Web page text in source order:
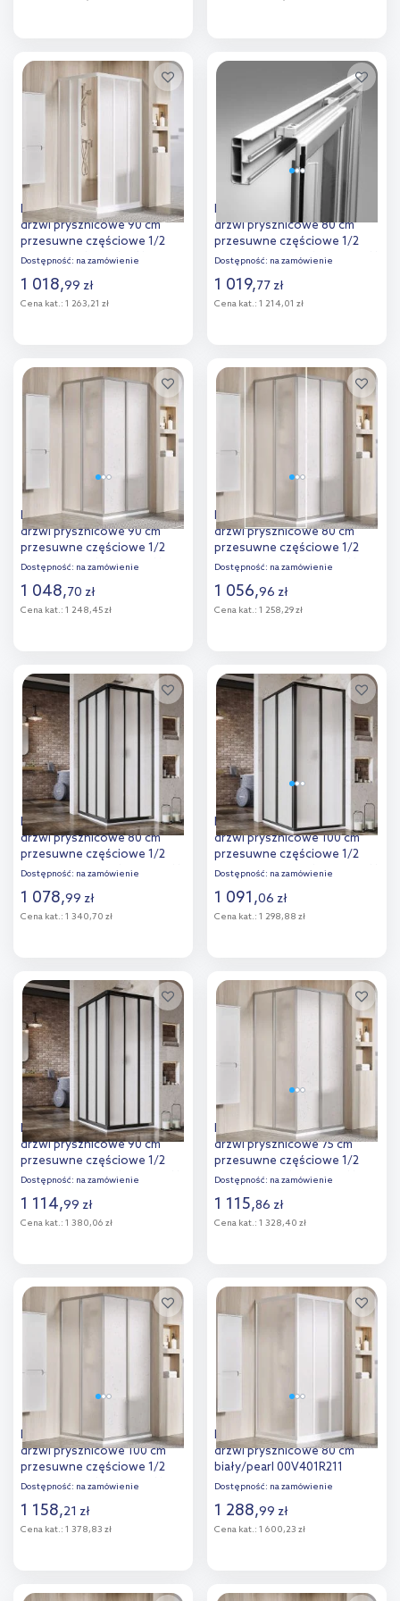
Dodaj do
porównania porównania
Ravak Supernova ASRV3-90
drzwi prysznicowe 90 cm
przesuwne częściowe 1/2
biały/pearl 15V701R211
Dostępność: na zamówienie
1 018,99 zł
Cena kat.: 1 263,21 zł
Dodaj do
porównania
Ravak Supernova SRV2-80 S
drzwi prysznicowe 80 cm
przesuwne częściowe 1/2
czarny mat/pearl 14V403O211
Dostępność: na zamówienie
1 019,77 zł
Cena kat.: 1 214,01 zł
Dodaj do
porównania
Ravak Supernova SRV2-90 S
drzwi prysznicowe 90 cm
przesuwne częściowe 1/2
satyna/pearl 14V70UO211
Dostępność: na zamówienie
1 048,70 zł
Cena kat.: 1 248,45 zł
Dodaj do
porównania
Ravak Supernova SRV2-80 S
drzwi prysznicowe 80 cm
przesuwne częściowe 1/2
satyna/pearl 14V40UO211
Dostępność: na zamówienie
1 056,96 zł
Cena kat.: 1 258,29 zł
Dodaj do
porównania
Ravak Supernova ASRV3-80
drzwi prysznicowe 80 cm
przesuwne częściowe 1/2
czarny mat/pearl 15V403R211
Dostępność: na zamówienie
1 078,99 zł
Cena kat.: 1 340,70 zł
Dodaj do
porównania
Ravak Supernova SRV2-100 S
drzwi prysznicowe 100 cm
przesuwne częściowe 1/2
czarny mat/pearl 14VA03O211
Dostępność: na zamówienie
1 091,06 zł
Cena kat.: 1 298,88 zł
Dodaj do
porównania
Ravak Supernova ASRV3-90
drzwi prysznicowe 90 cm
przesuwne częściowe 1/2
czarny mat/pearl 15V703R211
Dostępność: na zamówienie
1 114,99 zł
Cena kat.: 1 380,06 zł
Dodaj do
Ravak Supernova SRV2-75 S
drzwi prysznicowe 75 cm
przesuwne częściowe 1/2
satyna/pearl 14V30UO211
Dostępność: na zamówienie
1 115,86 zł
Cena kat.: 1 328,40 zł
Dodaj do
Ravak Supernova SRV2-100 S
drzwi prysznicowe 100 cm
przesuwne częściowe 1/2
satyna/pearl 14VA0UO211
Dostępność: na zamówienie
1 158,21 zł
Cena kat.: 1 378,83 zł
Ravak Supernova ASDP3-80
drzwi prysznicowe 80 cm
biały/pearl 00V401R211
Dostępność: na zamówienie
1 288,99 zł
Cena kat.: 1 600,23 zł